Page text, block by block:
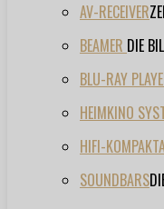
AV-RECEIVER
BEAMER DIE
BLU-RAY
HEIMKINO
HIFI-
SOUNDBARS